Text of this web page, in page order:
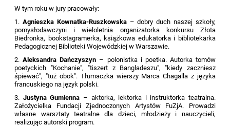
W tym roku w jury pracowały:
1.Agnieszka Kownatka-Ruszkowska– dobry duch naszej szkoły,
pomysłodawczyni i wieloletnia organizatorka konkursu Złota
Biedronka, bookstagramerka, książkowa edukatorka i bibliotekarka
Pedagogicznej Biblioteki Wojewódzkiej w Warszawie.
2.Aleksandra Dańczyszyn – polonistka i poetka. Autorka tomów
poetyckich "Kochanie", "tiszert z Bangladeszu", "kiedy zaczniesz
śpiewać", "tuż obok". Tłumaczka wierszy Marca Chagalla z języka
francuskiego na język polski.
3. Justyna Gumienna – aktorka, lektorka i instruktorka teatralna.
Założycielka Fundacji Zjednoczonych Artystów FuZjA. Prowadzi
własne warsztaty teatralne dla dzieci, młodzieży i nauczycieli,
realizując autorski program.